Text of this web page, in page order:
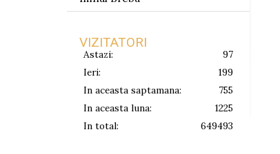
VIZITATORI
Astazi:
97
Ieri:
199
In aceasta saptamana:
755
In aceasta luna:
1225
In total:
649493